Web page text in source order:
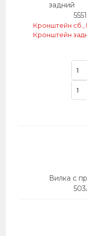
задний
Кронштейн
Кронштейн
Вилка с